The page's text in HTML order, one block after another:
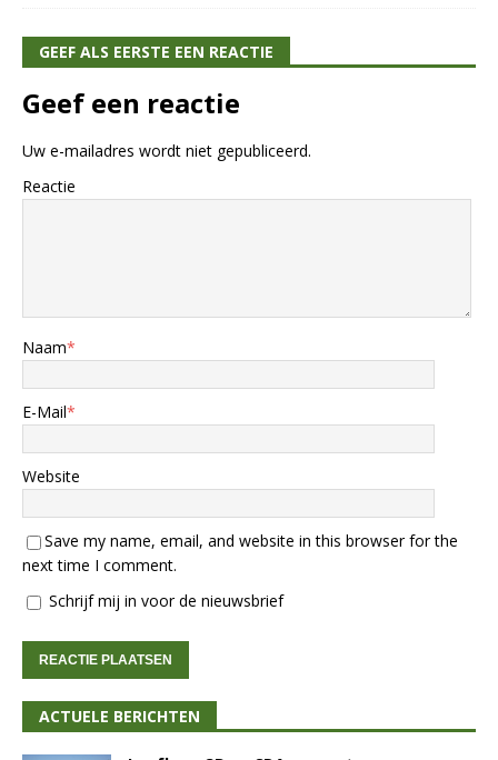
GEEF ALS EERSTE EEN REACTIE
Geef een reactie
Uw e-mailadres wordt niet gepubliceerd.
Reactie
Naam*
E-Mail*
Website
Save my name, email, and website in this browser for the
next time I comment.
Schrijf mij in voor de nieuwsbrief
ACTUELE BERICHTEN